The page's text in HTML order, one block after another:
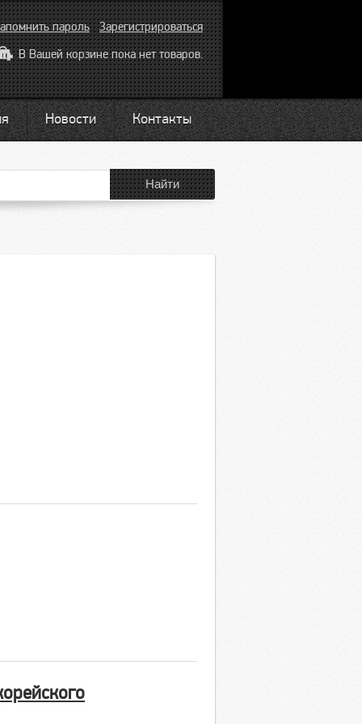
пароль
Зарегистрироваться
В Вашей корзине пока нет товаров.
Новости Контакты